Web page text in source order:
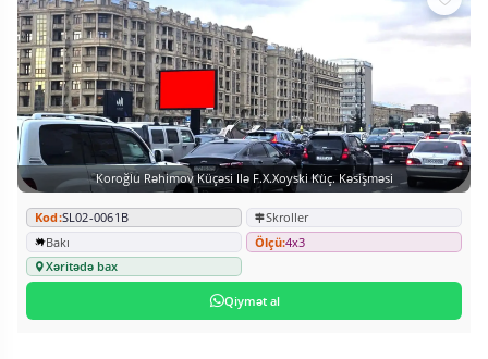
Koroğlu Rəhimov Küçəsi Ilə F.X.Xoyski Küç. Kəsişməsi
Kod:SL02-0061B
Skroller
Bakı
Ölçü:4x3
Xəritədə bax
Qiymət al